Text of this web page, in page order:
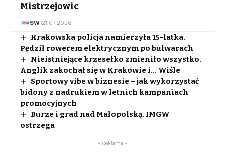
Mistrzejowic
SW 21.07.2026
Krakowska policja namierzyła 15-latka.
Pędził rowerem elektrycznym po bulwarach
Nieistniejące krzesełko zmieniło wszystko.
Anglik zakochał się w Krakowie i… Wiśle
Sportowy vibe w biznesie – jak wykorzystać
bidony z nadrukiem w letnich kampaniach
promocyjnych
Burze i grad nad Małopolską. IMGW
ostrzega
- Reklama -